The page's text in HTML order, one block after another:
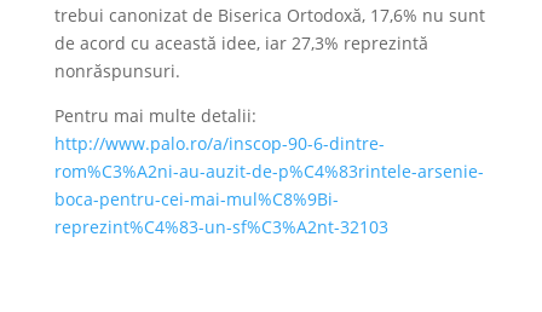
trebui canonizat de Biserica Ortodoxă, 17,6% nu sunt
de acord cu această idee, iar 27,3% reprezintă
nonrăspunsuri.
Pentru mai multe detalii:
http://www.palo.ro/a/inscop-90-6-dintre-
rom%C3%A2ni-au-auzit-de-p%C4%83rintele-arsenie-
boca-pentru-cei-mai-mul%C8%9Bi-
reprezint%C4%83-un-sf%C3%A2nt-32103